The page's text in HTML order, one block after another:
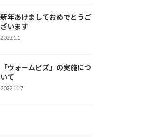
新年あけましておめでとうご
ざいます
2023.1.1
「ウォームビズ」の実施につ
いて
2022.11.7